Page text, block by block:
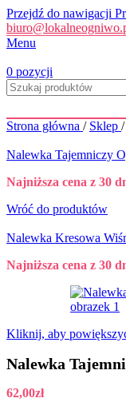
Przejdź do nawigacji
Menu
0 pozycji
Strona główna / Sklep /
Nalewka Tajemniczy
Najniższa cena z 30
Wróć do produktów
Nalewka Kresowa
Najniższa cena z 30
Kliknij, aby
Nalewka
62,00zł